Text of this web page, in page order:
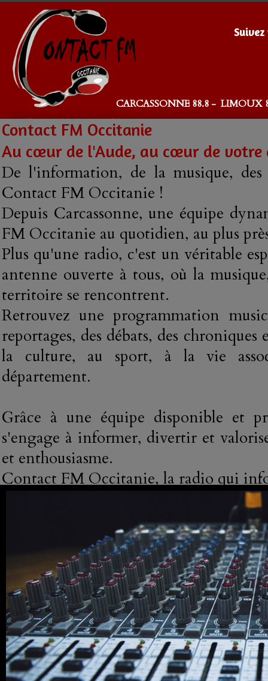
CARCASSONNE 88.8 - LIMOUX
Contact FM Occitanie
Au cœur de l'Aude, au cœur de votre
De l'information, de la musique,
Contact FM Occitanie !
Depuis Carcassonne, une équipe
FM Occitanie au quotidien, au plus
Plus qu'une radio, c'est un véritable
antenne ouverte à tous, où la
territoire se rencontrent.
Retrouvez une programmation
reportages, des débats, des
la culture, au sport, à la vie
département.
Grâce à une équipe disponible et
s'engage à informer, divertir et
et enthousiasme.
Contact FM Occitanie, la radio qui